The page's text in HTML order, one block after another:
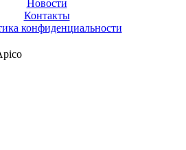
Новости
Контакты
конфиденциальности